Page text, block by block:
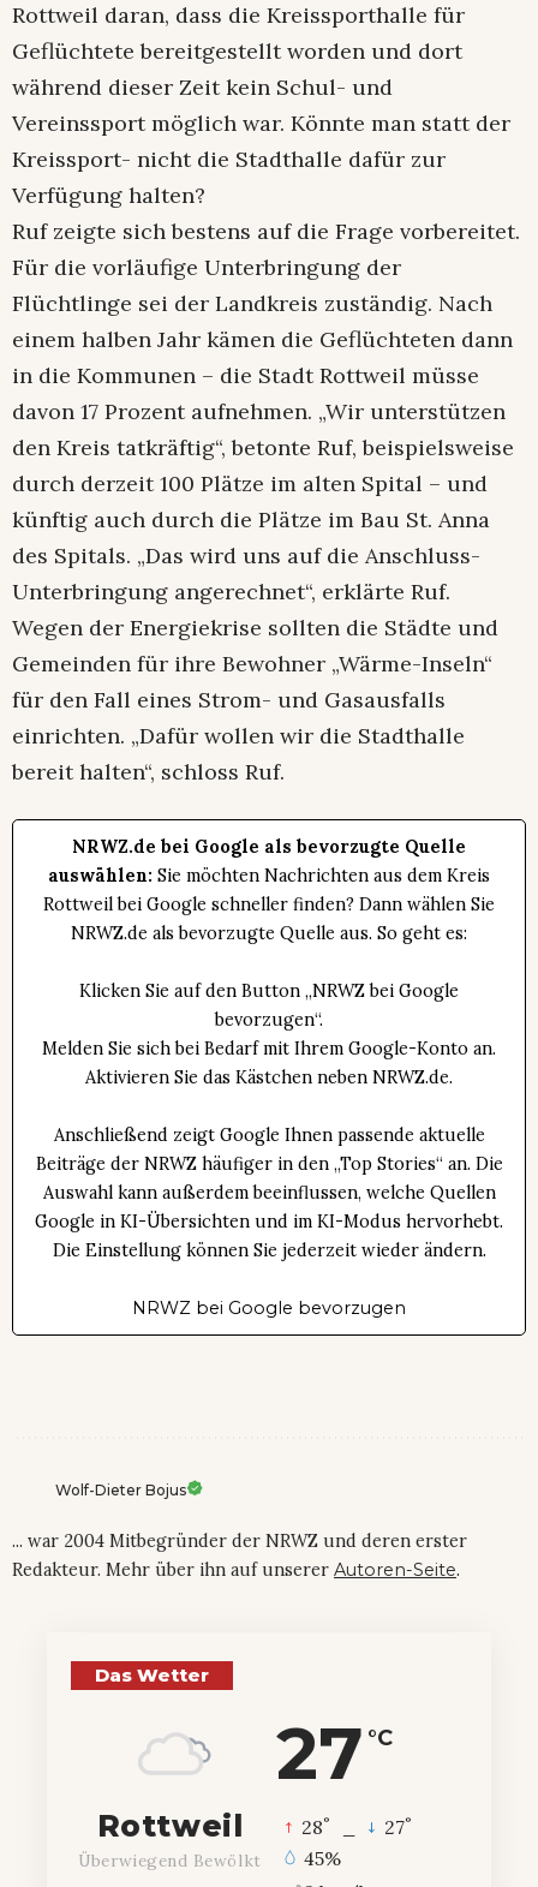
Rottweil daran, dass die Kreissporthalle für
Geflüchtete bereitgestellt worden und dort
während dieser Zeit kein Schul- und
Vereinssport möglich war. Könnte man statt der
Kreissport- nicht die Stadthalle dafür zur
Verfügung halten?
Ruf zeigte sich bestens auf die Frage vorbereitet.
Für die vorläufige Unterbringung der
Flüchtlinge sei der Landkreis zuständig. Nach
einem halben Jahr kämen die Geflüchteten dann
in die Kommunen – die Stadt Rottweil müsse
davon 17 Prozent aufnehmen. „Wir unterstützen
den Kreis tatkräftig“, betonte Ruf, beispielsweise
durch derzeit 100 Plätze im alten Spital – und
künftig auch durch die Plätze im Bau St. Anna
des Spitals. „Das wird uns auf die Anschluss-
Unterbringung angerechnet“, erklärte Ruf.
Wegen der Energiekrise sollten die Städte und
Gemeinden für ihre Bewohner „Wärme-Inseln“
für den Fall eines Strom- und Gasausfalls
einrichten. „Dafür wollen wir die Stadthalle
bereit halten“, schloss Ruf.
NRWZ.de bei Google als bevorzugte Quelle
auswählen: Sie möchten Nachrichten aus dem Kreis
Rottweil bei Google schneller finden? Dann wählen Sie
NRWZ.de als bevorzugte Quelle aus. So geht es:
Klicken Sie auf den Button „NRWZ bei Google
bevorzugen“.
Melden Sie sich bei Bedarf mit Ihrem Google-Konto an.
Aktivieren Sie das Kästchen neben NRWZ.de.
Anschließend zeigt Google Ihnen passende aktuelle
Beiträge der NRWZ häufiger in den „Top Stories“ an. Die
Auswahl kann außerdem beeinflussen, welche Quellen
Google in KI-Übersichten und im KI-Modus hervorhebt.
Die Einstellung können Sie jederzeit wieder ändern.
NRWZ bei Google bevorzugen
Wolf-Dieter Bojus
... war 2004 Mitbegründer der NRWZ und deren erster
Redakteur. Mehr über ihn auf unserer Autoren-Seite.
Das Wetter
27 °C
Rottweil
Überwiegend Bewölkt
28° 27°
45%